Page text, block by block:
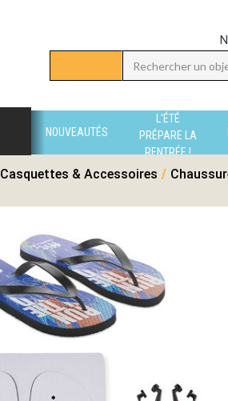
NOUVEAUTÉS
L'ÉTÉ
PRÉPARE LA
RENTRÉE !
Casquettes & Accessoires /